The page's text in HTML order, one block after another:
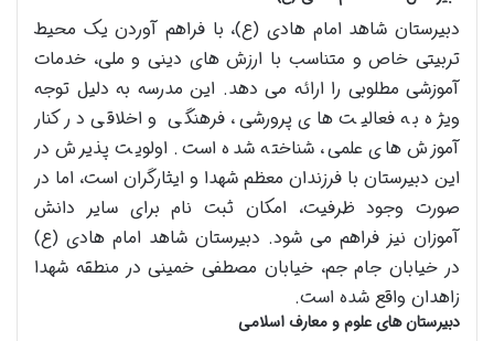
دبیرستان شاهد امام هادی (ع)، با فراهم آوردن یک محیط
تربیتی خاص و متناسب با ارزش های دینی و ملی، خدمات
آموزشی مطلوبی را ارائه می دهد. این مدرسه به دلیل توجه
ویژه به فعالیت های پرورشی، فرهنگی و اخلاقی در کنار
آموزش های علمی، شناخته شده است. اولویت پذیرش در
این دبیرستان با فرزندان معظم شهدا و ایثارگران است، اما در
صورت وجود ظرفیت، امکان ثبت نام برای سایر دانش
آموزان نیز فراهم می شود. دبیرستان شاهد امام هادی (ع)
در خیابان جام جم، خیابان مصطفی خمینی در منطقه شهدا
زاهدان واقع شده است.
دبیرستان های علوم و معارف اسلامی